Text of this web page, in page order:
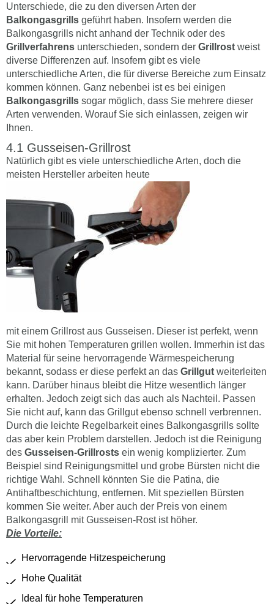
Unterschiede, die zu den diversen Arten der
Balkongasgrills geführt haben. Insofern werden die
Balkongasgrills nicht anhand der Technik oder des
Grillverfahrens unterschieden, sondern der Grillrost weist
diverse Differenzen auf. Insofern gibt es viele
unterschiedliche Arten, die für diverse Bereiche zum Einsatz
kommen können. Ganz nebenbei ist es bei einigen
Balkongasgrills sogar möglich, dass Sie mehrere dieser
Arten verwenden. Worauf Sie sich einlassen, zeigen wir
Ihnen.
Gusseisen-Grillrost
Natürlich gibt es viele unterschiedliche Arten, doch die
meisten Hersteller arbeiten heute
mit einem Grillrost aus Gusseisen. Dieser ist perfekt, wenn
Sie mit hohen Temperaturen grillen wollen. Immerhin ist das
Material für seine hervorragende Wärmespeicherung
bekannt, sodass er diese perfekt an das Grillgut weiterleiten
kann. Darüber hinaus bleibt die Hitze wesentlich länger
erhalten. Jedoch zeigt sich das auch als Nachteil. Passen
Sie nicht auf, kann das Grillgut ebenso schnell verbrennen.
Durch die leichte Regelbarkeit eines Balkongasgrills sollte
das aber kein Problem darstellen. Jedoch ist die Reinigung
des Gusseisen-Grillrosts ein wenig komplizierter. Zum
Beispiel sind Reinigungsmittel und grobe Bürsten nicht die
richtige Wahl. Schnell könnten Sie die Patina, die
Antihaftbeschichtung, entfernen. Mit speziellen Bürsten
kommen Sie weiter. Aber auch der Preis von einem
Balkongasgrill mit Gusseisen-Rost ist höher.
Die Vorteile:
Hervorragende Hitzespeicherung
Hohe Qualität
Ideal für hohe Temperaturen